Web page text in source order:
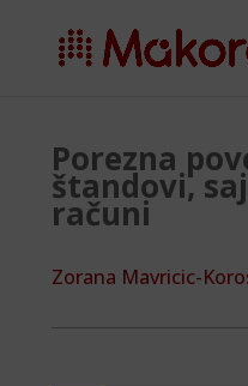
Porezna
štandovi,
računi
Zorana Mavricic-